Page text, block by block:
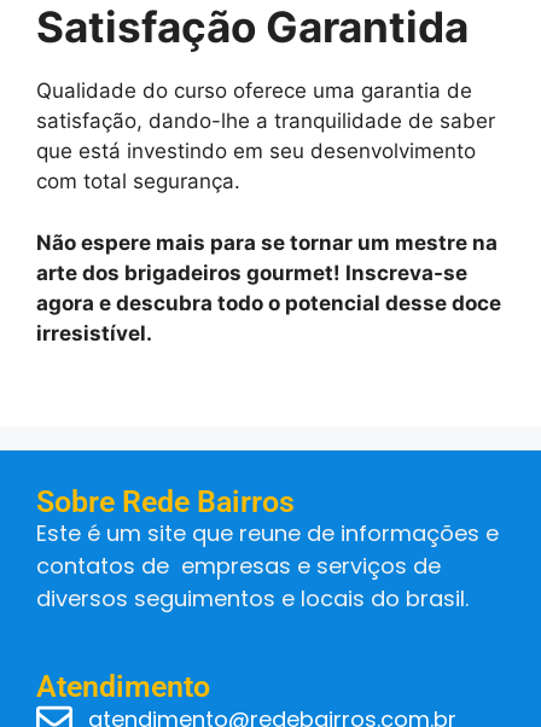
Satisfação Garantida
Qualidade do curso oferece uma garantia de
satisfação, dando-lhe a tranquilidade de saber
que está investindo em seu desenvolvimento
com total segurança.
Não espere mais para se tornar um mestre na
arte dos brigadeiros gourmet! Inscreva-se
agora e descubra todo o potencial desse doce
irresistível.
Sobre Rede Bairros
Este é um site que reune de informações e
contatos de empresas e serviços de
diversos seguimentos e locais do brasil.
Atendimento
atendimento@redebairros.com.br